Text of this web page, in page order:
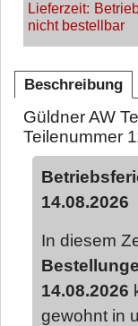
Lieferzeit:
nicht bestellbar
Beschreibung
Güldner AW
Teilenummer
14.08.2026
In diesem
14.08.2026
gewohnt in